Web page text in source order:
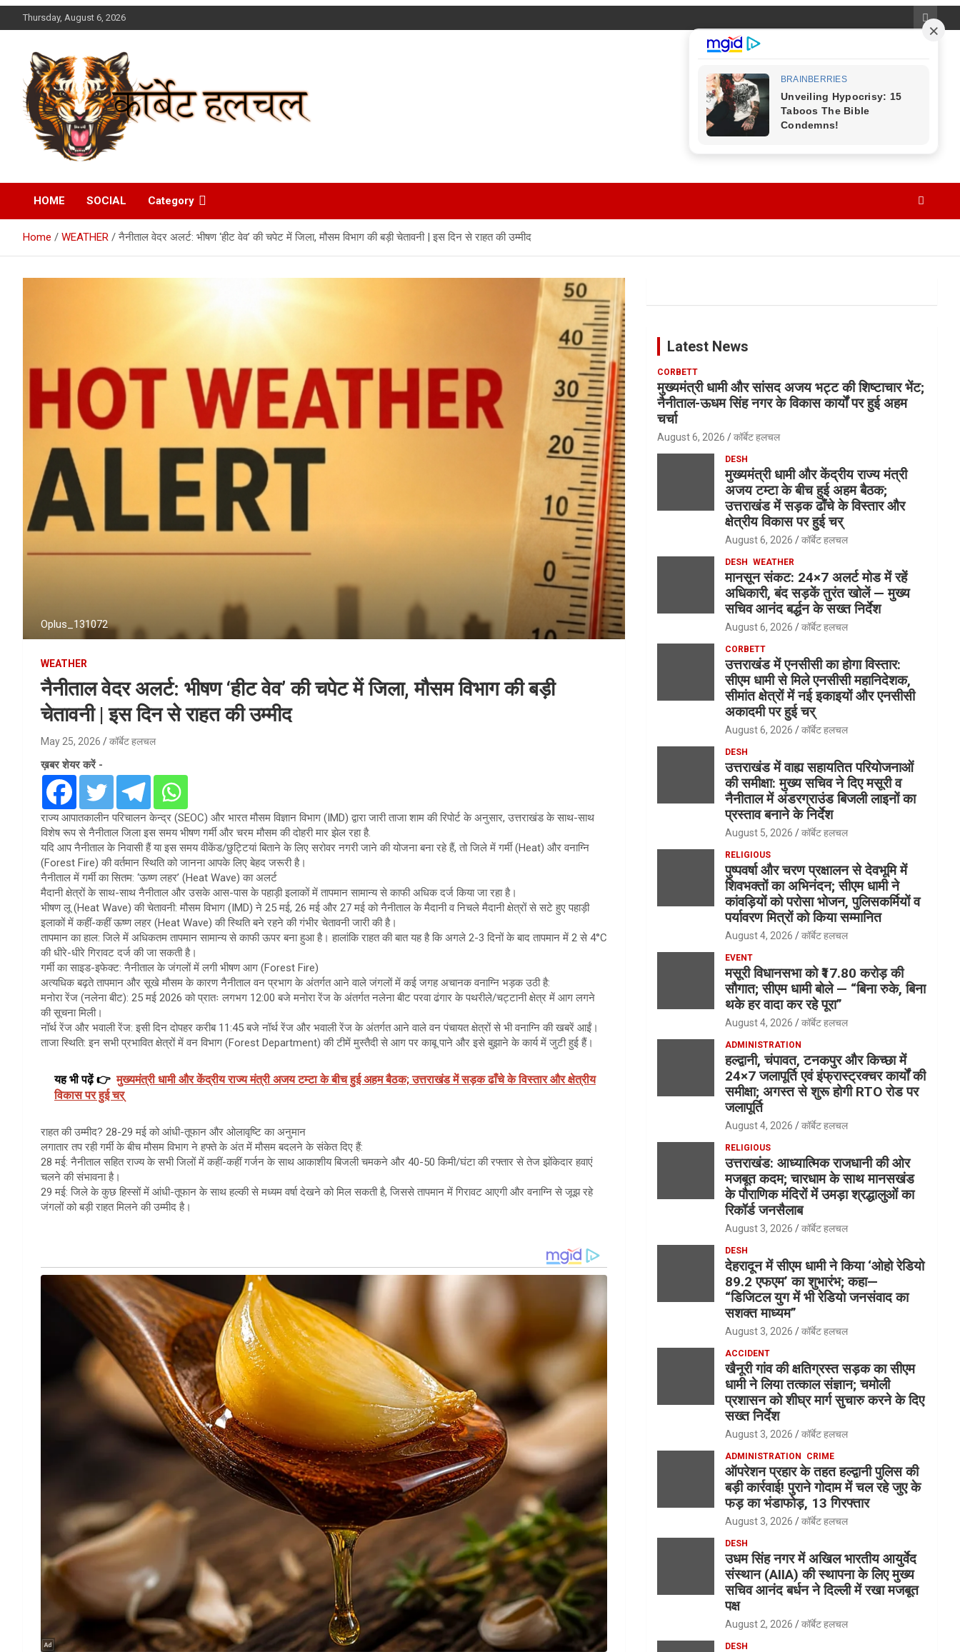
to
Thursday, August 6, 2026
Corbett Halchal (कॉर्बेट
हलचल)
HOME SOCIAL Category
Home WEATHER नैनीताल वेदर अलर्ट: भीषण ‘हीट वेव’ की चपेट में जिला, मौसम विभाग की बड़ी चेतावनी | इस दिन से राहत की उम्मीद
Oplus_131072
WEATHER
नैनीताल वेदर अलर्ट: भीषण ‘हीट वेव’ की चपेट में जिला, मौसम विभाग की बड़ी
चेतावनी | इस दिन से राहत की उम्मीद
May 25, 2026 कॉर्बेट हलचल
ख़बर शेयर करें -
राज्य आपातकालीन परिचालन केन्द्र (SEOC) और भारत मौसम विज्ञान विभाग (IMD) द्वारा जारी ताजा शाम की रिपोर्ट के अनुसार, उत्तराखंड के साथ-साथ
विशेष रूप से नैनीताल जिला इस समय भीषण गर्मी और चरम मौसम की दोहरी मार झेल रहा है.
​यदि आप नैनीताल के निवासी हैं या इस समय वीकेंड/छुट्टियां बिताने के लिए सरोवर नगरी जाने की योजना बना रहे हैं, तो जिले में गर्मी (Heat) और वनाग्नि
(Forest Fire) की वर्तमान स्थिति को जानना आपके लिए बेहद जरूरी है।
​नैनीताल में गर्मी का सितम: ‘ऊष्ण लहर’ (Heat Wave) का अलर्ट
​मैदानी क्षेत्रों के साथ-साथ नैनीताल और उसके आस-पास के पहाड़ी इलाकों में तापमान सामान्य से काफी अधिक दर्ज किया जा रहा है।
​भीषण लू (Heat Wave) की चेतावनी: मौसम विभाग (IMD) ने 25 मई, 26 मई और 27 मई को नैनीताल के मैदानी व निचले मैदानी क्षेत्रों से सटे हुए पहाड़ी
इलाकों में कहीं-कहीं ऊष्ण लहर (Heat Wave) की स्थिति बने रहने की गंभीर चेतावनी जारी की है।
​तापमान का हाल: जिले में अधिकतम तापमान सामान्य से काफी ऊपर बना हुआ है। हालांकि राहत की बात यह है कि अगले 2-3 दिनों के बाद तापमान में 2 से 4°C
की धीरे-धीरे गिरावट दर्ज की जा सकती है।
​गर्मी का साइड-इफेक्ट: नैनीताल के जंगलों में लगी भीषण आग (Forest Fire)
​अत्यधिक बढ़ते तापमान और सूखे मौसम के कारण नैनीताल वन प्रभाग के अंतर्गत आने वाले जंगलों में कई जगह अचानक वनाग्नि भड़क उठी है:
​मनोरा रेंज (नलेना बीट): 25 मई 2026 को प्रातः लगभग 12:00 बजे मनोरा रेंज के अंतर्गत नलेना बीट परवा ढंगार के पथरीले/चट्टानी क्षेत्र में आग लगने
की सूचना मिली।
​नॉर्थ रेंज और भवाली रेंज: इसी दिन दोपहर करीब 11:45 बजे नॉर्थ रेंज और भवाली रेंज के अंतर्गत आने वाले वन पंचायत क्षेत्रों से भी वनाग्नि की खबरें आईं।
​ताजा स्थिति: इन सभी प्रभावित क्षेत्रों में वन विभाग (Forest Department) की टीमें मुस्तैदी से आग पर काबू पाने और इसे बुझाने के कार्य में जुटी हुई हैं।
यह भी पढ़ें 👉 मुख्यमंत्री धामी और केंद्रीय राज्य मंत्री अजय टम्टा के बीच हुई अहम बैठक; उत्तराखंड में सड़क ढाँचे के विस्तार और क्षेत्रीय
विकास पर हुई चर्
राहत की उम्मीद? 28-29 मई को आंधी-तूफान और ओलावृष्टि का अनुमान
​लगातार तप रही गर्मी के बीच मौसम विभाग ने हफ्ते के अंत में मौसम बदलने के संकेत दिए हैं:
​28 मई: नैनीताल सहित राज्य के सभी जिलों में कहीं-कहीं गर्जन के साथ आकाशीय बिजली चमकने और 40-50 किमी/घंटा की रफ्तार से तेज झोंकेदार हवाएं
चलने की संभावना है।
​29 मई: जिले के कुछ हिस्सों में आंधी-तूफान के साथ हल्की से मध्यम वर्षा देखने को मिल सकती है, जिससे तापमान में गिरावट आएगी और वनाग्नि से जूझ रहे
जंगलों को बड़ी राहत मिलने की उम्मीद है।
Latest News
CORBETT
मुख्यमंत्री धामी और सांसद अजय भट्ट की शिष्टाचार भेंट;
नैनीताल-ऊधम सिंह नगर के विकास कार्यों पर हुई अहम
चर्चा
August 6, 2026 कॉर्बेट हलचल
DESH
मुख्यमंत्री धामी और केंद्रीय राज्य मंत्री
अजय टम्टा के बीच हुई अहम बैठक;
उत्तराखंड में सड़क ढाँचे के विस्तार और
क्षेत्रीय विकास पर हुई चर्
August 6, 2026 कॉर्बेट हलचल
DESH WEATHER
मानसून संकट: 24×7 अलर्ट मोड में रहें
अधिकारी, बंद सड़कें तुरंत खोलें — मुख्य
सचिव आनंद बर्द्धन के सख्त निर्देश
August 6, 2026 कॉर्बेट हलचल
CORBETT
उत्तराखंड में एनसीसी का होगा विस्तार:
सीएम धामी से मिले एनसीसी महानिदेशक,
सीमांत क्षेत्रों में नई इकाइयों और एनसीसी
अकादमी पर हुई चर्
August 6, 2026 कॉर्बेट हलचल
DESH
उत्तराखंड में वाह्य सहायतित परियोजनाओं
की समीक्षा: मुख्य सचिव ने दिए मसूरी व
नैनीताल में अंडरग्राउंड बिजली लाइनों का
प्रस्ताव बनाने के निर्देश
August 5, 2026 कॉर्बेट हलचल
RELIGIOUS
पुष्पवर्षा और चरण प्रक्षालन से देवभूमि में
शिवभक्तों का अभिनंदन; सीएम धामी ने
कांवड़ियों को परोसा भोजन, पुलिसकर्मियों व
पर्यावरण मित्रों को किया सम्मानित
August 4, 2026 कॉर्बेट हलचल
EVENT
मसूरी विधानसभा को ₹17.80 करोड़ की
सौगात; सीएम धामी बोले — “बिना रुके, बिना
थके हर वादा कर रहे पूरा”
August 4, 2026 कॉर्बेट हलचल
ADMINISTRATION
हल्द्वानी, चंपावत, टनकपुर और किच्छा में
24×7 जलापूर्ति एवं इंफ्रास्ट्रक्चर कार्यों की
समीक्षा; अगस्त से शुरू होगी RTO रोड पर
जलापूर्ति
August 4, 2026 कॉर्बेट हलचल
RELIGIOUS
उत्तराखंड: आध्यात्मिक राजधानी की ओर
मजबूत कदम; चारधाम के साथ मानसखंड
के पौराणिक मंदिरों में उमड़ा श्रद्धालुओं का
रिकॉर्ड जनसैलाब
August 3, 2026 कॉर्बेट हलचल
DESH
देहरादून में सीएम धामी ने किया ‘ओहो रेडियो
89.2 एफएम’ का शुभारंभ; कहा—
“डिजिटल युग में भी रेडियो जनसंवाद का
सशक्त माध्यम”
August 3, 2026 कॉर्बेट हलचल
ACCIDENT
खैनूरी गांव की क्षतिग्रस्त सड़क का सीएम
धामी ने लिया तत्काल संज्ञान; चमोली
प्रशासन को शीघ्र मार्ग सुचारु करने के दिए
सख्त निर्देश
August 3, 2026 कॉर्बेट हलचल
ADMINISTRATION CRIME
ऑपरेशन प्रहार के तहत हल्द्वानी पुलिस की
बड़ी कार्रवाई! पुराने गोदाम में चल रहे जुए के
फड़ का भंडाफोड़, 13 गिरफ्तार
August 3, 2026 कॉर्बेट हलचल
DESH
उधम सिंह नगर में अखिल भारतीय आयुर्वेद
संस्थान (AIIA) की स्थापना के लिए मुख्य
सचिव आनंद बर्धन ने दिल्ली में रखा मजबूत
पक्ष
August 2, 2026 कॉर्बेट हलचल
DESH